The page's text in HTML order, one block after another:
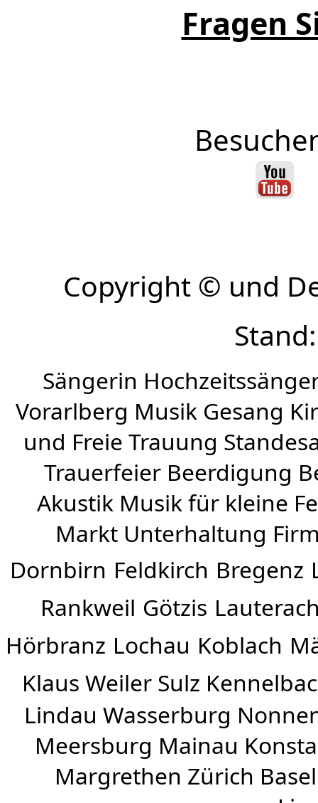
Fragen
Copyright © und
Sängerin
Vorarlberg Musik Gesang
und Freie Trauung
Trauerfeier Beerdigung
Akustik Musik für kleine
Markt Unterhaltung
Dornbirn Feldkirch Bregenz
Rankweil Götzis
Hörbranz Lochau Koblach
Klaus Weiler Sulz
Lindau Wasserburg
Meersburg Mainau
Margrethen Zürich